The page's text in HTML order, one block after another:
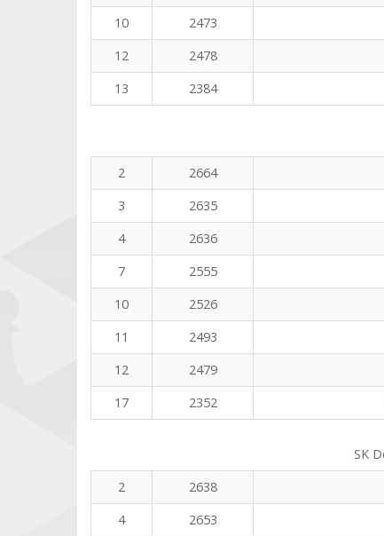
10
2473
12
2478
13
2384
2
2664
3
2635
4
2636
7
2555
10
2526
11
2493
12
2479
17
2352
SK
2
2638
4
2653